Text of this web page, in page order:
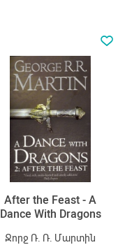
After the Feast - A
Dance With Dragons
Ջորջ Ռ. Ռ. Մարտին